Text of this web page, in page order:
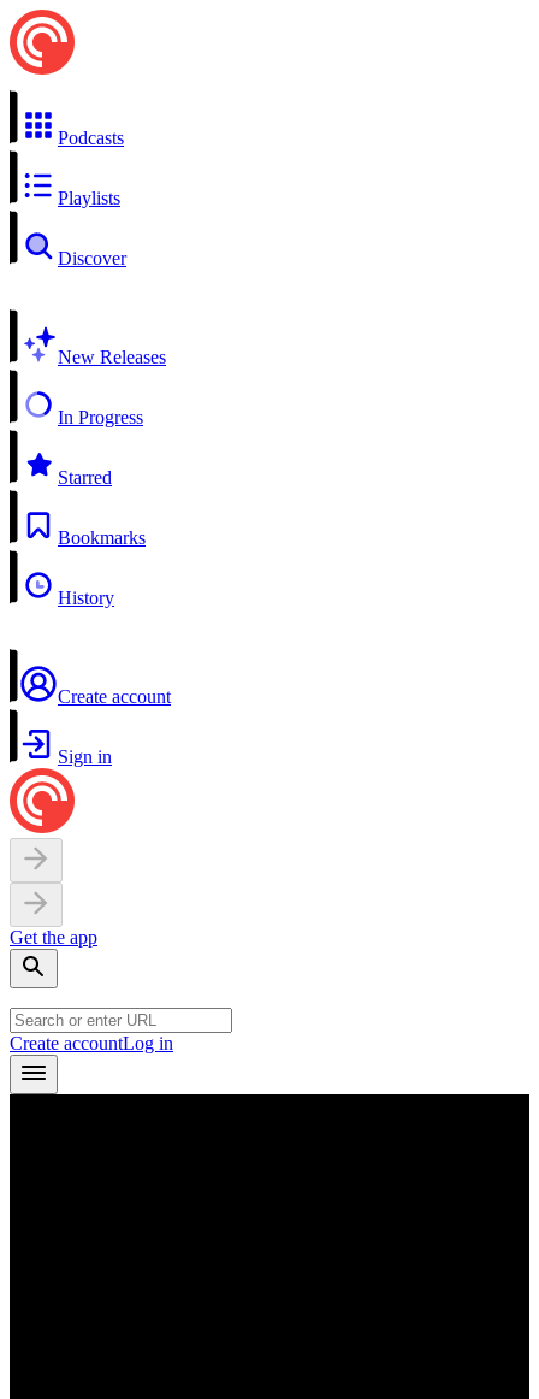
Podcasts
Playlists
Discover
New Releases
In Progress
Starred
Bookmarks
History
Create account
Sign in
Get the app
Create accountLog in